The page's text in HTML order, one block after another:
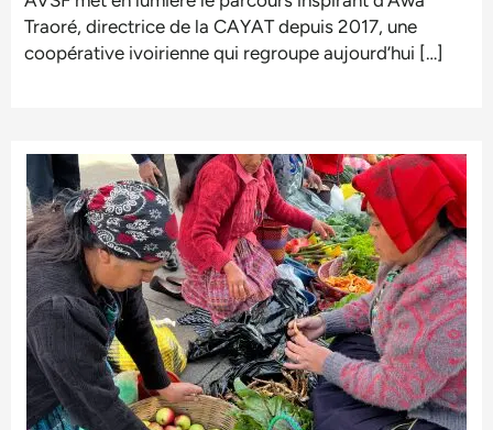
Traoré, directrice de la CAYAT depuis 2017, une
coopérative ivoirienne qui regroupe aujourd’hui […]